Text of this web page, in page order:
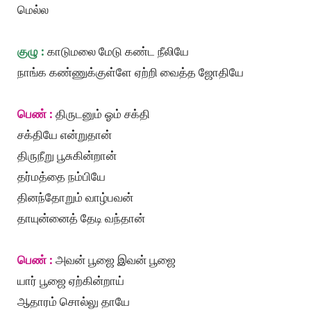
மெல்ல
குழு : காடுமலை மேடு கண்ட நீலியே
நாங்க கண்ணுக்குள்ளே ஏற்றி வைத்த ஜோதியே
பெண் : திருடனும் ஓம் சக்தி
சக்தியே என்றுதான்
திருநீறு பூசுகின்றான்
தர்மத்தை நம்பியே
தினந்தோறும் வாழ்பவன்
தாயுன்னைத் தேடி வந்தான்
பெண் : அவன் பூஜை இவன் பூஜை
யார் பூஜை ஏற்கின்றாய்
ஆதாரம் சொல்லு தாயே